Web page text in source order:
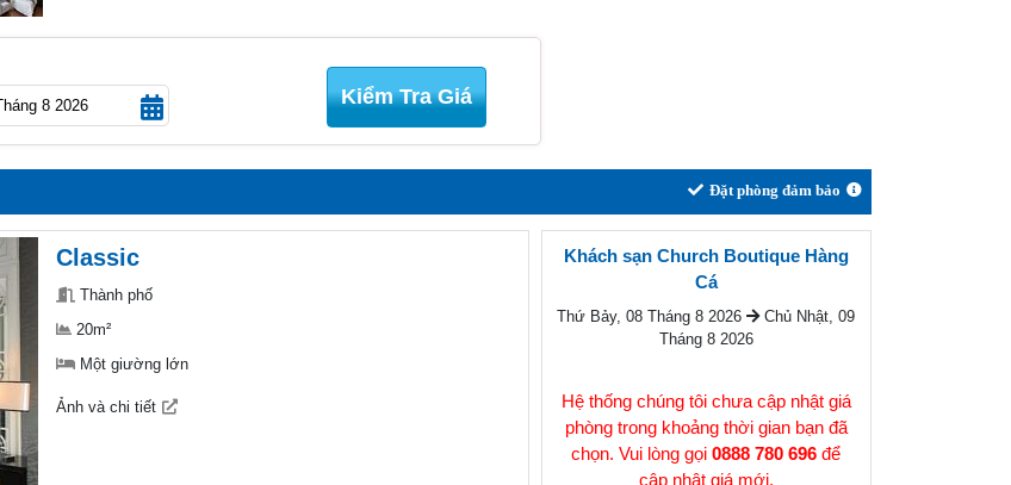
Kiểm Tra Giá
Đặt phòng đảm bảo
Classic
Thành phố
20m²
Một giường lớn
Ảnh và chi tiết
Khách sạn Church Boutique Hàng
Cá
Thứ Bảy, 08 Tháng 8 2026
Chủ Nhật, 09
Tháng 8 2026
Hệ thống chúng tôi chưa cập nhật giá
phòng trong khoảng thời gian bạn đã
chọn. Vui lòng gọi0888 780 696 để
cập nhật giá mới.